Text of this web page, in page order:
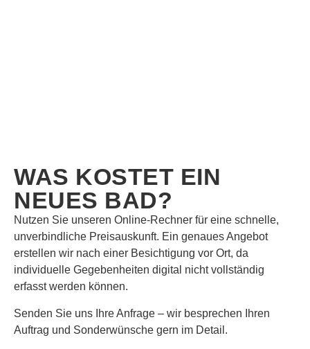
WAS KOSTET EIN
NEUES BAD?
Nutzen Sie unseren Online-Rechner für eine schnelle,
unverbindliche Preisauskunft. Ein genaues Angebot
erstellen wir nach einer Besichtigung vor Ort, da
individuelle Gegebenheiten digital nicht vollständig
erfasst werden können.
Senden Sie uns Ihre Anfrage – wir besprechen Ihren
Auftrag und Sonderwünsche gern im Detail.